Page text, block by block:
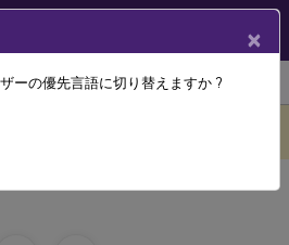
バリー エージェント
Linux 仮想配信エージ
ライブマッピング
×
ーの優先言語に切り替えますか ?